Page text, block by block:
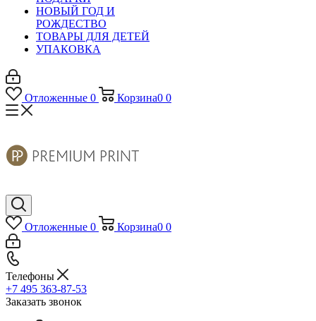
НОВЫЙ ГОД И
РОЖДЕСТВО
ТОВАРЫ ДЛЯ ДЕТЕЙ
УПАКОВКА
Отложенные 0 Корзина0 0
Отложенные 0 Корзина0 0
Телефоны
+7 495 363-87-53
Заказать звонок